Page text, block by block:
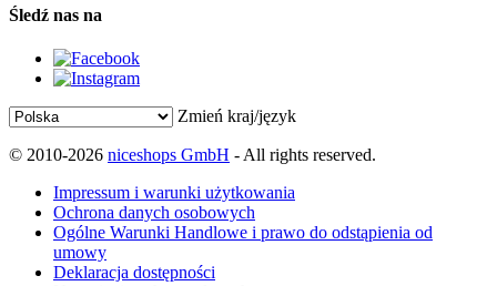
Śledź nas na
Zmień kraj/język
© 2010-2026 niceshops GmbH - All rights reserved.
Impressum i warunki użytkowania
Ochrona danych osobowych
Ogólne Warunki Handlowe i prawo do odstąpienia od
umowy
Deklaracja dostępności